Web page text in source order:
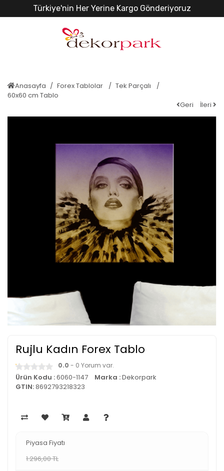
Türkiye'nin Her Yerine Kargo Gönderiyoruz
Anasayfa Forex Tablolar
Tek Parçalı
60x60 cm Tablo
Geri
İleri
Rujlu Kadın Forex Tablo
0.0 - 0 Yorum var.
Ürün Kodu :6060-1147 Marka :Dekorpark
GTIN:8692793218323
Piyasa Fiyatı
1.296,00 TL